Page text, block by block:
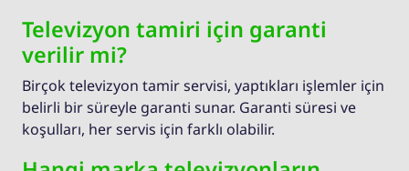
Televizyon tamiri için garanti
verilir mi?
Birçok televizyon tamir servisi, yaptıkları işlemler için
belirli bir süreyle garanti sunar. Garanti süresi ve
koşulları, her servis için farklı olabilir.